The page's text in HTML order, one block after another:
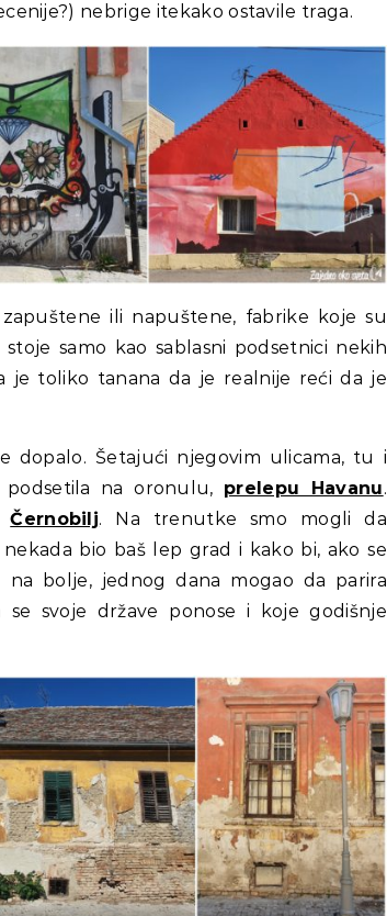
nebrige itekako ostavile traga.
ili napuštene, fabrike koje su
samo kao sablasni podsetnici nekih
je toliko tanana da je realnije reći da je
dopalo. Šetajući njegovim ulicama, tu i
na oronulu, prelepu Havanu.
Černobilj. Na trenutke smo mogli da
bio baš lep grad i kako bi, ako se
bolje, jednog dana mogao da parira
se svoje države ponose i koje godišnje